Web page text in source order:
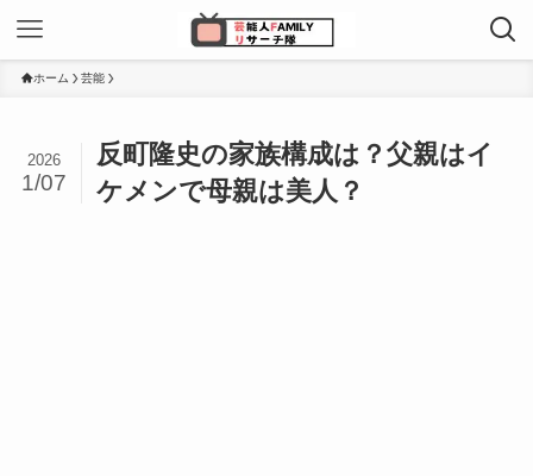
ホーム 芸能
反町隆史の家族構成は？父親はイ
ケメンで母親は美人？
2026
1/07